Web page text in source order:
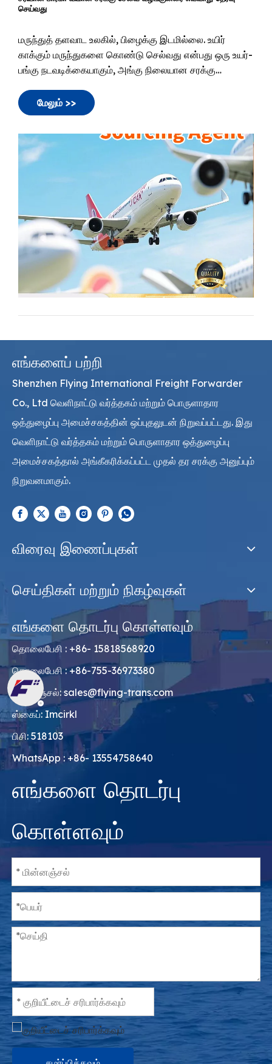
மருந்துத் தளவாட உலகில், பிழைக்கு இடமில்லை. உயிர்
காக்கும் மருந்துகளை கொண்டு செல்வது என்பது ஒரு உயர்-
பங்கு நடவடிக்கையாகும், அங்கு நிலையான சரக்கு
கையாளுதல் ஒரு விருப்பமாக இல்லை. ஒரு ஒற்றை
பொருட்களின் முழு ஏற்றுமதியையும் பயனற்றதாக
ஆக்குகிறது, இது உடைந்ததை உருவாக்குகிறது.
எங்களைப் பற்றி
Shenzhen Flying International Freight Forwarder
Co., Ltd வெளிநாட்டு வர்த்தகம் மற்றும் பொருளாதார
ஒத்துழைப்பு அமைச்சகத்தின் ஒப்புதலுடன் நிறுவப்பட்டது. இது
வெளிநாட்டு வர்த்தகம் மற்றும் பொருளாதார ஒத்துழைப்பு
அமைச்சகத்தால் அங்கீகரிக்கப்பட்ட முதல் தர சரக்கு அனுப்பும்
செய்திகள் மற்றும் நிகழ்வுகள்
எங்களை தொடர்பு கொள்ளவும்
தொலைபேசி : +86- 15818568920
தொலைபேசி : +86-755-36973380
மின்னஞ்சல்:sales@flying-trans.com
ஸ்கைப்: Imcirkl
பிசி: 518103
WhatsApp : +86- 13554758640
எங்களை தொடர்பு
கொள்ளவும்